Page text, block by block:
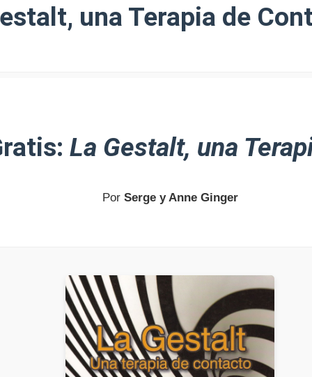
una Terapia de
La Gestalt, una
Por Serge y Anne Ginger